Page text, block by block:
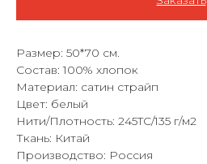
Размер: 50*70 см.
Состав: 100% хлопок
Материал: сатин страйп
Цвет: белый
Нити/Плотность: 245TC/135 г/м2
Ткань: Китай
Производство: Россия